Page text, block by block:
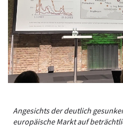
Angesichts der deutlich
europäische Markt auf